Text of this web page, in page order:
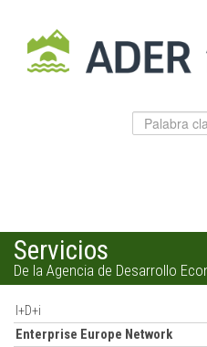
Salto
al
contenido
Datos
para
Introduzca
el
Servicios
De la Agencia de Desarrollo
I+D+i
Enterprise Europe Network